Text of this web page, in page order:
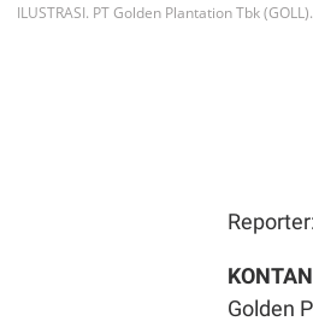
ILUSTRASI. PT Golden Plantation Tbk (GOLL).
Reporter:
Golden